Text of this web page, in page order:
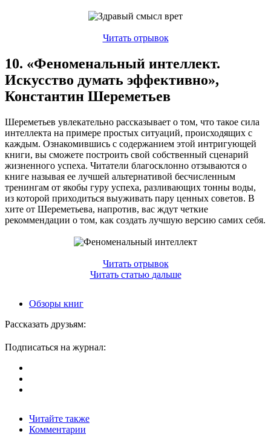
Читать отрывок
10. «Феноменальный интеллект.
Искусство думать эффективно»,
Константин Шереметьев
Шереметьев увлекательно рассказывает о том, что такое сила
интеллекта на примере простых ситуаций, происходящих с
каждым. Ознакомившись с содержанием этой интригующей
книги, вы сможете построить свой собственный сценарий
жизненного успеха. Читатели благосклонно отзываются о
книге называя ее лучшей альтернативой бесчисленным
тренингам от якобы гуру успеха, разливающих тонны воды,
из которой приходиться выуживать пару ценных советов. В
хите от Шереметьева, напротив, вас ждут четкие
рекоммендации о том, как создать лучшую версию самих себя.
Читать отрывок
Читать статью дальше
Обзоры книг
Рассказать друзьям:
Подписаться на журнал:
Читайте также
Комментарии